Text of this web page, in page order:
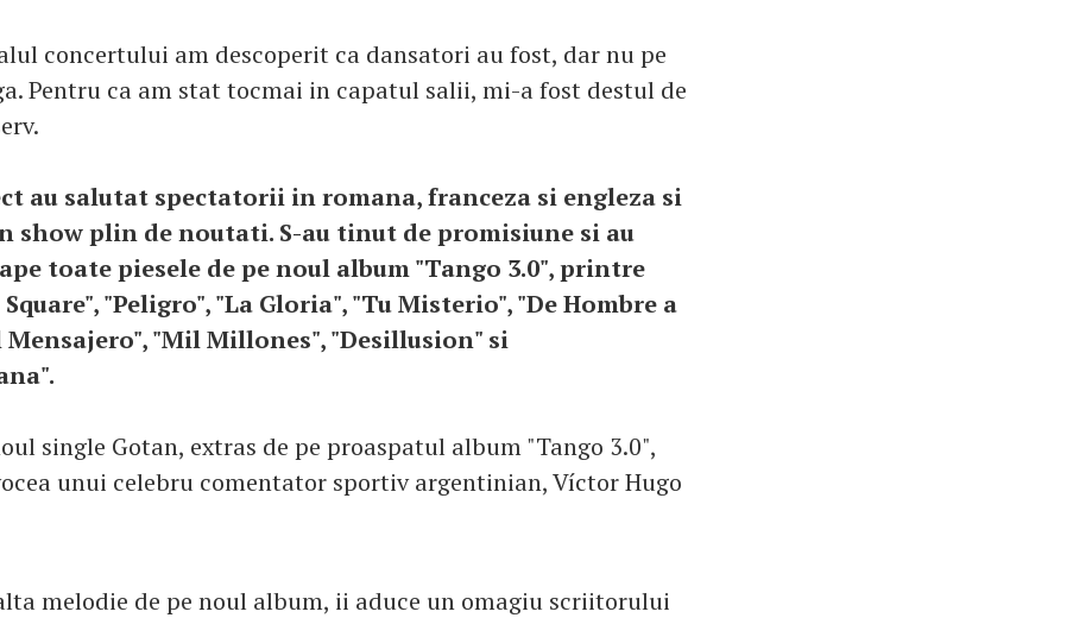
concertului am descoperit ca dansatori au fost, dar nu pe
Pentru ca am stat tocmai in capatul salii, mi-a fost destul de
au salutat spectatorii in romana, franceza si engleza si
show plin de noutati. S-au tinut de promisiune si au
toate piesele de pe noul album "Tango 3.0", printre
"Peligro", "La Gloria", "Tu Misterio", "De Hombre a
Mensajero", "Mil Millones", "Desillusion" si
single Gotan, extras de pe proaspatul album "Tango 3.0",
unui celebru comentator sportiv argentinian, Víctor Hugo
melodie de pe noul album, ii aduce un omagiu scriitorului